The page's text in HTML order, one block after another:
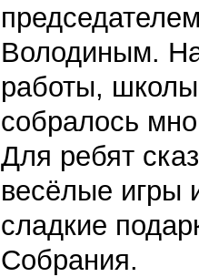
Володиным.
работы,
собралось
Для ребят
весёлые игры
сладкие
Собрания.